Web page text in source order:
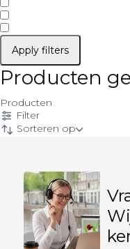
Apply filters
Producten
Producten
Filter
Sorteren op